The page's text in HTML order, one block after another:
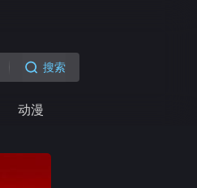
动漫
搜索